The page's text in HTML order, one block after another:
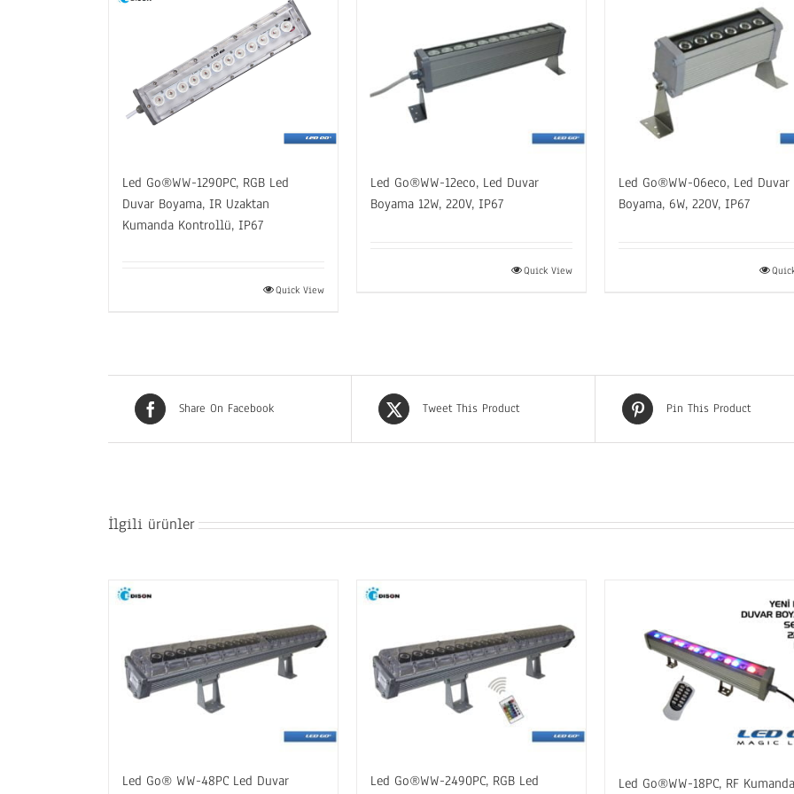
Led Go®WW-1290PC, RGB Led
Duvar Boyama, IR Uzaktan
Kumanda Kontrollü, IP67
Quick View
Led Go®WW-12eco, Led Duvar
Boyama 12W, 220V, IP67
Quick View
Led Go®WW-06eco, Led Duvar
Boyama, 6W, 220V, IP67
Share On Facebook Tweet This Product Pin This Product
İlgili ürünler
Led Go® WW-48PC Led Duvar
Led Go®WW-2490PC, RGB Led
Led Go®WW-18PC, RF